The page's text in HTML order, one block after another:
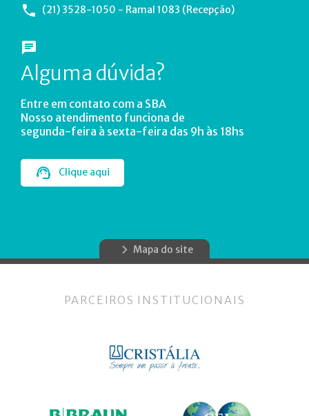
(21) 3528-1050 - Ramal 1083 (Recepção)
Alguma dúvida?
Entre em contato com a SBA
Nosso atendimento funciona de
segunda-feira à sexta-feira das 9h às 18hs
Clique aqui
Mapa do site
PARCEIROS INSTITUCIONAIS